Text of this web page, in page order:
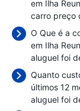
em Ilha
carro preço
O Que é a
em Ilha
aluguel foi
Quanto
últimos 12
aluguel foi